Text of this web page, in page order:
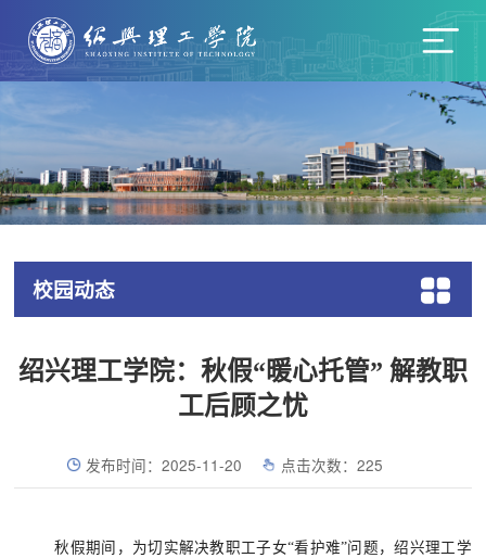
校园动态
绍兴理工学院：秋假“暖心托管” 解教职
工后顾之忧
发布时间：2025-11-20 点击次数：225
秋假期间 ，为切实解决教职工子女“看护难”问题，绍兴理工学